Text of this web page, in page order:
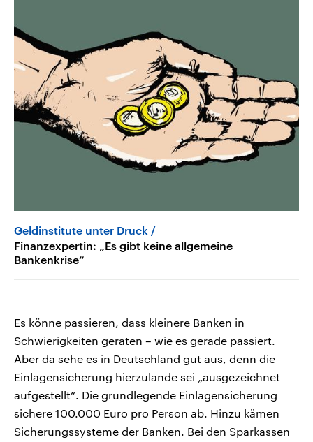
Geldinstitute unter Druck
Finanzexpertin: „Es gibt keine allgemeine
Bankenkrise“
Es könne passieren, dass kleinere Banken in
Schwierigkeiten geraten – wie es gerade passiert.
Aber da sehe es in Deutschland gut aus, denn die
Einlagensicherung hierzulande sei „ausgezeichnet
aufgestellt“. Die grundlegende Einlagensicherung
sichere 100.000 Euro pro Person ab. Hinzu kämen
Sicherungssysteme der Banken. Bei den Sparkassen